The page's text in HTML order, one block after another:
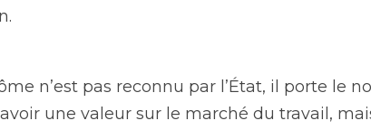
n’est pas reconnu par l’État, il porte le
une valeur sur le marché du travail,